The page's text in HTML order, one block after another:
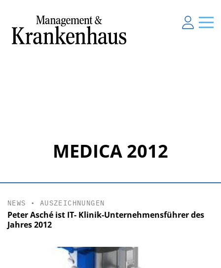
MEDICA 2012
NEWS • AUSZEICHNUNGEN
Peter Asché ist IT- Klinik-Unternehmensführer des
Jahres 2012